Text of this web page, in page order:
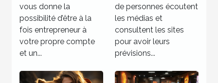
vous donne la
possibilité d’être à la
fois entrepreneur à
votre propre compte
et un...
de personnes écoutent
les médias et
consultent les sites
pour avoir leurs
prévisions...